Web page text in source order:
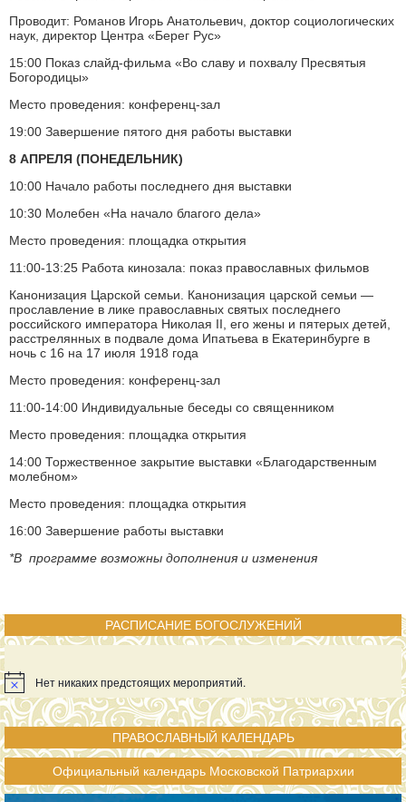
Проводит: Романов Игорь Анатольевич, доктор социологических
наук, директор Центра «Берег Рус»
15:00 Показ слайд-фильма «Во славу и похвалу Пресвятыя
Богородицы»
Место проведения: конференц-зал
19:00 Завершение пятого дня работы выставки
8 АПРЕЛЯ (ПОНЕДЕЛЬНИК)
10:00 Начало работы последнего дня выставки
10:30 Молебен «На начало благого дела»
Место проведения: площадка открытия
11:00-13:25 Работа кинозала: показ православных фильмов
Канонизация Царской семьи. Канонизация царской семьи —
прославление в лике православных святых последнего
российского императора Николая II, его жены и пятерых детей,
расстрелянных в подвале дома Ипатьева в Екатеринбурге в
ночь с 16 на 17 июля 1918 года
Место проведения: конференц-зал
11:00-14:00 Индивидуальные беседы со священником
Место проведения: площадка открытия
14:00 Торжественное закрытие выставки «Благодарственным
молебном»
Место проведения: площадка открытия
16:00 Завершение работы выставки
*В программе возможны дополнения и изменения
РАСПИСАНИЕ БОГОСЛУЖЕНИЙ
Нет никаких предстоящих мероприятий.
ПРАВОСЛАВНЫЙ КАЛЕНДАРЬ
Официальный календарь Московской Патриархии